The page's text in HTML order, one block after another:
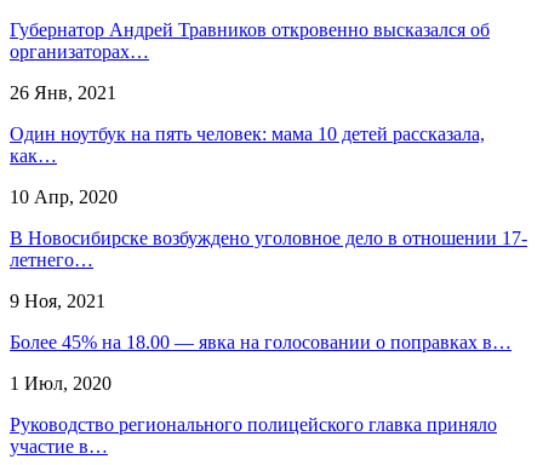
Губернатор Андрей Травников откровенно высказался об
организаторах…
26 Янв, 2021
Один ноутбук на пять человек: мама 10 детей рассказала,
как…
10 Апр, 2020
В Новосибирске возбуждено уголовное дело в отношении 17-
летнего…
9 Ноя, 2021
Более 45% на 18.00 — явка на голосовании о поправках в…
1 Июл, 2020
Руководство регионального полицейского главка приняло
участие в…